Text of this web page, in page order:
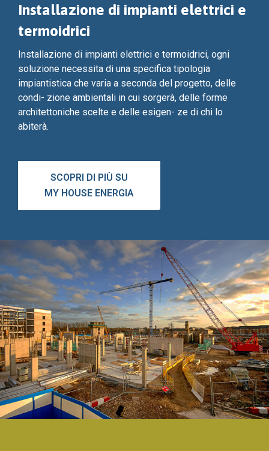
Installazione di impianti elettrici e
termoidrici
Installazione di impianti elettrici e termoidrici, ogni
soluzione necessita di una specifica tipologia
impiantistica che varia a seconda del progetto, delle
condi- zione ambientali in cui sorgerà, delle forme
architettoniche scelte e delle esigen- ze di chi lo
abiterà.
SCOPRI DI PIÙ SU
MY HOUSE ENERGIA